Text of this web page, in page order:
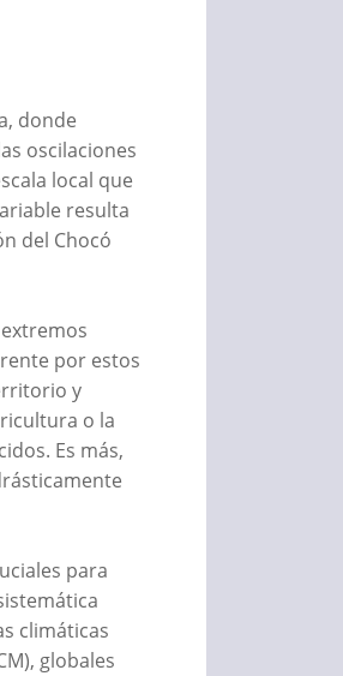
donde
oscilaciones
local que
resulta
del Chocó
por estos
y
o la
Es más,
para
climáticas
globales